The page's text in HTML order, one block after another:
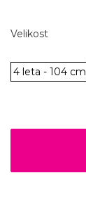
Velikost
4 leta - 104 cm